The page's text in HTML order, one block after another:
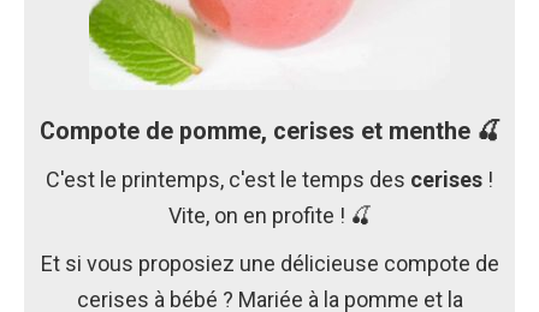
Compote de pomme, cerises et menthe 🍒
C'est le printemps, c'est le temps des cerises !
Vite, on en profite ! 🍒
Et si vous proposiez une délicieuse compote de
cerises à bébé ? Mariée à la pomme et la